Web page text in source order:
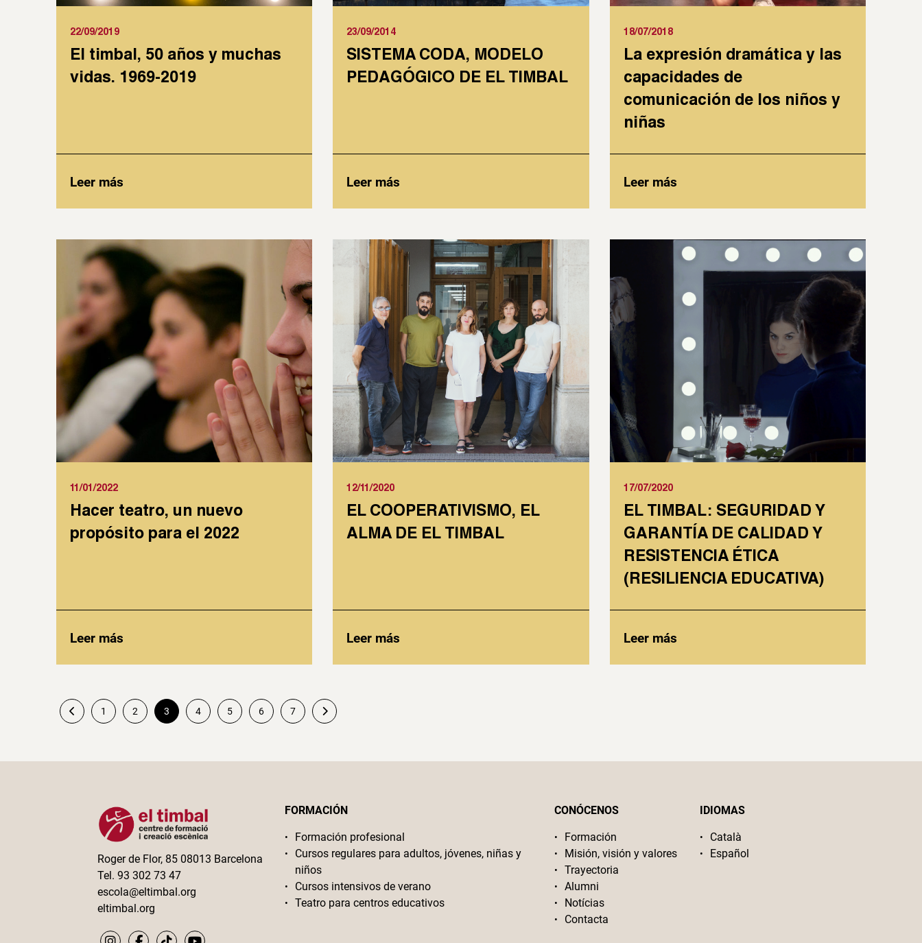
22/09/2019
El timbal, 50 años y muchas
vidas. 1969-2019
Leer más
23/09/2014
SISTEMA CODA, MODELO
PEDAGÓGICO DE EL TIMBAL
Leer más
18/07/2018
La expresión dramática y las
capacidades de
comunicación de los niños y
niñas
Leer más
11/01/2022
Hacer teatro, un nuevo
propósito para el 2022
Leer más
12/11/2020
EL COOPERATIVISMO, EL
ALMA DE EL TIMBAL
Leer más
17/07/2020
EL TIMBAL: SEGURIDAD Y
GARANTÍA DE CALIDAD Y
RESISTENCIA ÉTICA
(RESILIENCIA EDUCATIVA)
Leer más
Paginación
de
1 2 3 4 5 6 7
Roger de Flor, 85 08013 Barcelona
Tel. 93 302 73 47
escola@eltimbal.org
eltimbal.org
FORMACIÓN
Formación profesional
Cursos regulares para adultos, jóvenes, niñas y
niños
Cursos intensivos de verano
Teatro para centros educativos
CONÓCENOS
Formación
Misión, visión y valores
Trayectoria
Alumni
Notícias
Contacta
IDIOMAS
Català
Español